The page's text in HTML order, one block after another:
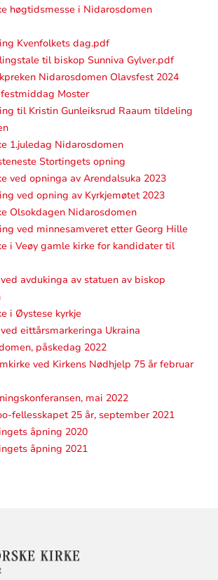
høgtidsmesse i Nidarosdomen
Kvenfolkets dag.pdf
til biskop Sunniva Gylver.pdf
Nidarosdomen Olavsfest 2024
Moster
til Kristin Gunleiksrud Raaum tildeling
1.juledag Nidarosdomen
Stortingets opning
ved opninga av Arendalsuka 2023
ved opning av Kyrkjemøtet 2023
Olsokdagen Nidarosdomen
ved minnesamveret etter Georg Hille
i Veøy gamle kirke for kandidater til
avdukinga av statuen av biskop
i Øystese kyrkje
eittårsmarkeringa Ukraina
påskedag 2022
ved Kirkens Nødhjelp 75 år februar
mai 2022
fellesskapet 25 år, september 2021
åpning 2020
åpning 2021
KONTAKTINFORMASJON